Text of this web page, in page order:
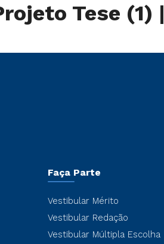
Tese (1) |
Faça Parte
Vestibular Mérito
Vestibular Redação
Vestibular Múltipla Escolha